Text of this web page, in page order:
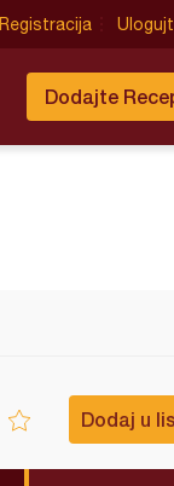
Registracija
Dodajte
Dodaj u